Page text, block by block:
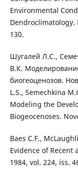
Environmental
Dendroclimatology.
130.
Шугалей Л.С.,
В.К.
биогеоценозов.
L.S., Semechkina
Modeling the
Biogeocenoses.
Baes C.F.,
Evidence of Recent
1984, vol. 224, iss.